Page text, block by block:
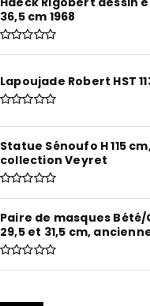
36,5 cm 1968
Lapoujade Robert HST
Statue Sénoufo H 115
collection Veyret
Paire de masques Bété/
29,5 et 31,5 cm,